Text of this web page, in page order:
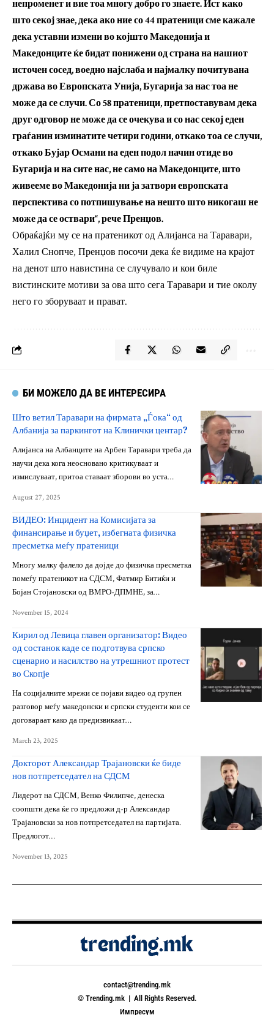
непроменет и вие тоа многу добро го знаете. Ист како
што секој знае, дека ако ние со 44 пратеници сме кажале
дека уставни измени во којшто Македонија и
Македонците ќе бидат понижени од страна на нашиот
источен сосед, воедно најслаба и најмалку почитувана
држава во Европската Унија, Бугарија за нас тоа не
може да се случи. Со 58 пратеници, претпоставувам дека
друг одговор не може да се очекува и со нас секој еден
граѓанин изминатите четири години, откако тоа се случи,
откако Бујар Османи на еден подол начин отиде во
Бугарија и на сите нас, не само на Македонците, што
живееме во Македонија ни ја затвори европската
перспектива со потпишување на нешто што никогаш не
може да се оствари“, рече Пренџов.
Обраќајќи му се на пратеникот од Алијанса на Таравари,
Халил Снопче, Пренџов посочи дека ќе видиме на крајот
на денот што навистина се случувало и кои биле
вистинските мотиви за ова што сега Таравари и тие околу
него го зборуваат и прават.
БИ МОЖЕЛО ДА ВЕ ИНТЕРЕСИРА
Што ветил Таравари на фирмата „Ѓока“ од
Албанија за паркингот на Клинички центар?
Алијанса на Албанците на Арбен Таравари треба да
научи дека кога неосновано критикуваат и
измислуваат, притоа ставаат зборови во уста…
August 27, 2025
ВИДЕО: Инцидент на Комисијата за
финансирање и буџет, избегната физичка
пресметка меѓу пратеници
Многу малку фалело да дојде до физичка пресметка
помеѓу пратеникот на СДСМ, Фатмир Битиќи и
Бојан Стојановски од ВМРО-ДПМНЕ, за…
November 15, 2024
Кирил од Левица главен организатор: Видео
од состанок каде се подготвува српско
сценарио и насилство на утрешниот протест
во Скопје
На социјалните мрежи се појави видео од групен
разговор меѓу македонски и српски студенти кои се
договараат како да предизвикаат…
March 23, 2025
Докторот Александар Трајановски ќе биде
нов потпретседател на СДСМ
Лидерот на СДСМ, Венко Филипче, денеска
соопшти дека ќе го предложи д-р Александар
Трајановски за нов потпретседател на партијата.
Предлогот…
November 13, 2025
contact@trending.mk
© Trending.mk | All Rights Reserved.
Импресум